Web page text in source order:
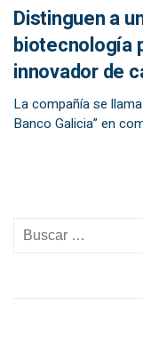
Distinguen a
biotecnología
innovador de
La compañía se
Banco Galicia” en